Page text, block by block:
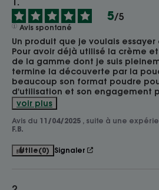
5/5
Avis spontané
Un produit que je voulais
Pour avoir déjà utilisé la crème
de la gamme dont je suis
termine la découverte par la
beaucoup son format poudre
d'utilisation et son engagement
voir plus
Avis du 11/04/2025 , suite à une
F.B.
Utile(0) Signaler